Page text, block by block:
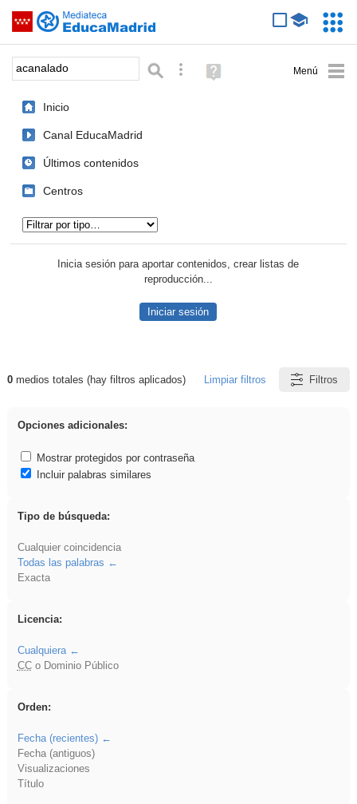
Saltar navegación
Palabra o frase: Búsqueda avanzada
Ayuda
(en
Inicio
Canal EducaMadrid
Últimos contenidos
Centros
Inicia sesión para aportar contenidos, crear listas de
reproducción...
Iniciar sesión
Resultados de: acanalado
0medios totales (hay filtros aplicados) Limpiar filtros Filtros
Opciones adicionales:
Mostrar protegidos por contraseña
Incluir palabras similares
Tipo de búsqueda:
Cualquier coincidencia
Todas las palabras
Exacta
Licencia:
Cualquiera
CCo Dominio Público
Orden:
Fecha (recientes)
Fecha (antiguos)
Visualizaciones
Título